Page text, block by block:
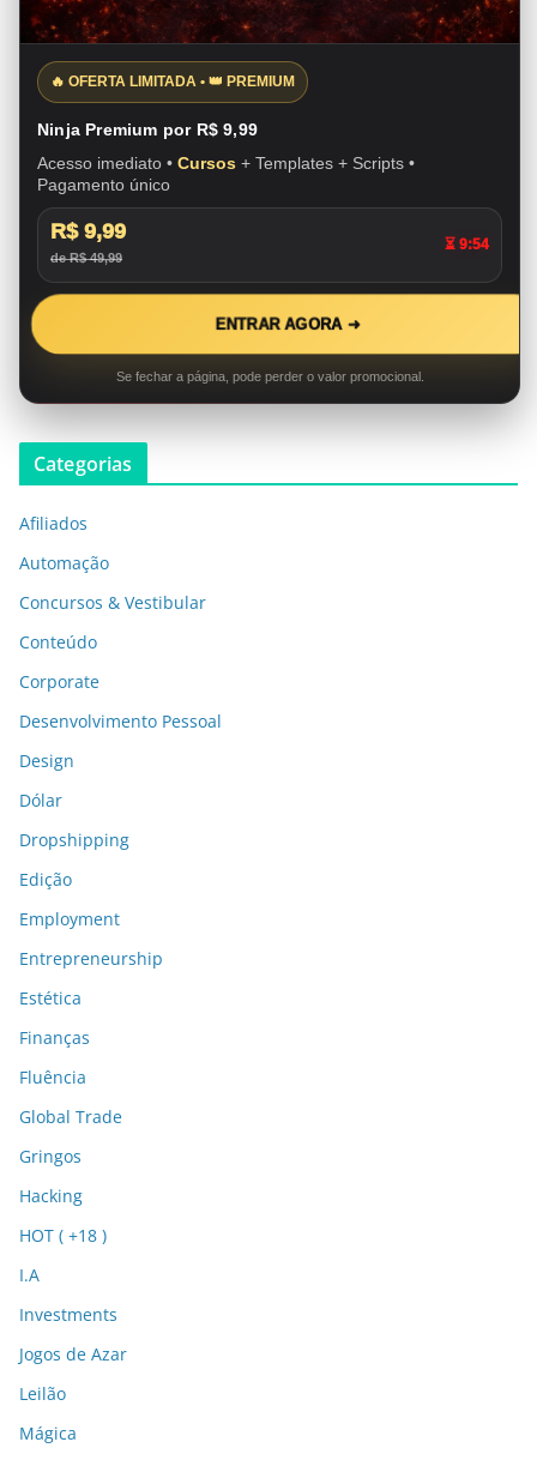
🔥 OFERTA LIMITADA • 👑 PREMIUM
Ninja Premium por R$ 9,99
Acesso imediato • Cursos + Templates + Scripts •
Pagamento único
R$ 9,99
de R$ 49,99
⏳ 9:53
ENTRAR AGORA ➜
Se fechar a página, pode perder o valor promocional.
Categorias
Afiliados
Automação
Concursos & Vestibular
Conteúdo
Corporate
Desenvolvimento Pessoal
Design
Dólar
Dropshipping
Edição
Employment
Entrepreneurship
Estética
Finanças
Fluência
Global Trade
Gringos
Hacking
HOT ( +18 )
I.A
Investments
Jogos de Azar
Leilão
Mágica